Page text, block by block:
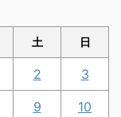
土 日
2 3
9 10